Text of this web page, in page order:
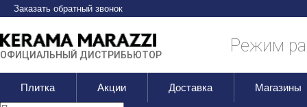
Заказать обратный звонок
ОФИЦИАЛЬНЫЙ ДИСТРИБЬЮТОР Режим
Плитка Акции Доставка Магазины